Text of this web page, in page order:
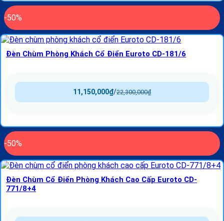
-50%
Đèn Chùm Phòng Khách Cổ Điển Euroto CD-181/6
22,300,000₫
/
11,150,000₫
-50%
Đèn Chùm Cổ Điển Phòng Khách Cao Cấp Euroto CD-
771/8+4